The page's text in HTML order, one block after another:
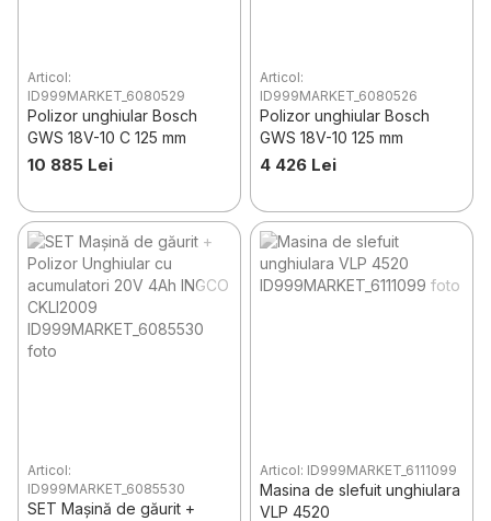
Articol:
ID999MARKET_6080529
Polizor unghiular Bosch
GWS 18V-10 C 125 mm
10 885 Lei
Articol:
ID999MARKET_6080526
Polizor unghiular Bosch
GWS 18V-10 125 mm
4 426 Lei
Articol:
ID999MARKET_6085530
SET Mașină de găurit +
Articol: ID999MARKET_6111099
Masina de slefuit unghiulara
VLP 4520